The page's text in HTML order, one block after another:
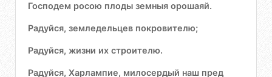
Господем росою плоды земныя орошаяй.
Радуйся, земледельцев покровителю;
Радуйся, жизни их строителю.
Радуйся, Харлампие, милосердый наш пред